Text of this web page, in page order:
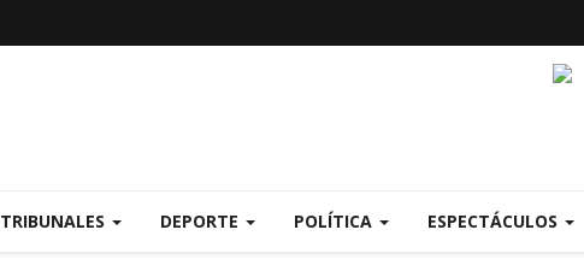
TRIBUNALES DEPORTE POLÍTICA ESPECTÁCULOS